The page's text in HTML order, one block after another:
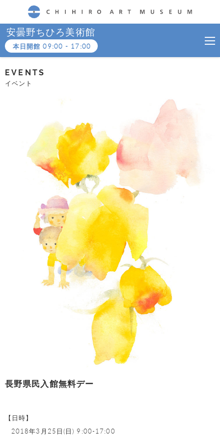
CHIHIRO ART MUSEUM
安曇野ちひろ美術館
本日開館09:00 - 17:00
EVENTS
イベント
長野県民入館無料デー
【日時】
2018年3月25日(日) 9:00-17:00